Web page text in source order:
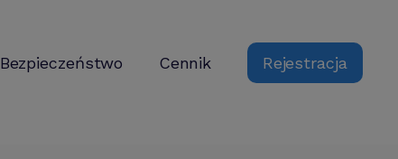
Bezpieczeństwo Cennik Rejestracja